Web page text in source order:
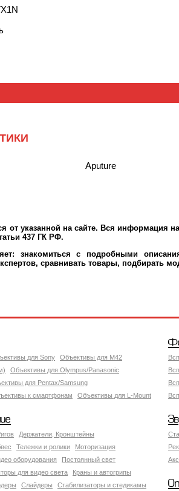
Aputure
от указанной на сайте. Вся информация
437 ГК РФ.
знакомиться с подробными
сравнивать товары, подбирать
для Sony
Объективы для M42
Объективы для Olympus/Panasonic
для Pentax/Samsung
к смартфонам Объективы для L-Mount
Держатели, Кронштейны
Тележки и ролики
Моторизация
оборудования
Постоянный свет
для видео света
Краны и автогрипы
Слайдеры
Стабилизаторы и стедикамы